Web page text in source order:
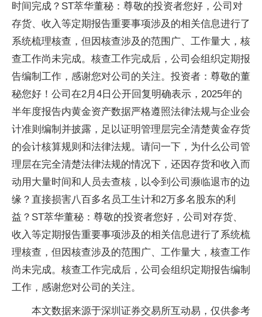
时间完成？ST萃华董秘：尊敬的投资者您好，公司对
存货、收入等定期报告重要事项涉及的相关信息进行了
系统梳理核查，但因核查涉及的范围广、工作量大，核
查工作尚未完成。核查工作完成后，公司会组织定期报
告编制工作，感谢您对公司的关注。投资者：尊敬的董
秘您好！公司在2月4日公开回复明确表示，2025年的
半年度报告内黄金资产数据严格遵照法律法规与企业会
计准则编制并披露，足以证明管理层完全清楚黄金存货
的会计核算规则和法律法规。请问一下，为什么公司管
理层在完全清楚法律法规的情况下，还因存货和收入而
动用大量时间和人员去查核，以令到公司濒临退市的边
缘？直接损害八百多名员工生计和2万多名股东的利
益？ST萃华董秘：尊敬的投资者您好，公司对存货、
收入等定期报告重要事项涉及的相关信息进行了系统梳
理核查，但因核查涉及的范围广、工作量大，核查工作
尚未完成。核查工作完成后，公司会组织定期报告编制
工作，感谢您对公司的关注。
本文数据来源于深圳证券交易所互动易，仅供参考